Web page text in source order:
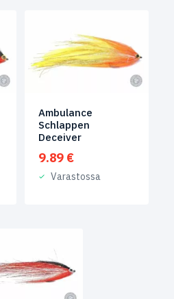
Ambulance
Schlappen
Deceiver
9.89 €
Varastossa